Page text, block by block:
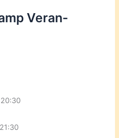
Veran­